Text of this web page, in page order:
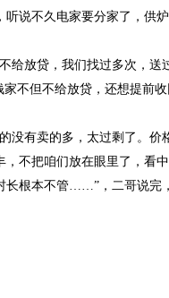
说不久电家要分家了，供
给放贷，我们找过多次，
不但不给放贷，还想提
没有卖的多，太过剩了。
不把咱们放在眼里了，
根本不管……”，二哥说完